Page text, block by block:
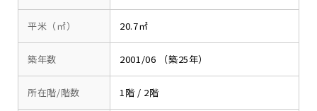
平米（㎡） 20.7㎡
築年数 2001/06 （築25年）
所在階/階数 1階 / 2階